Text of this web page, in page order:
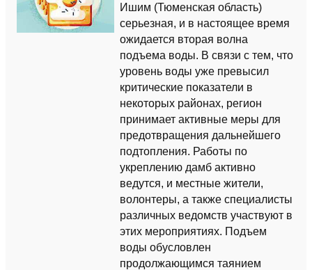
Ишим (Тюменская область)
серьезная, и в настоящее время
ожидается вторая волна
подъема воды. В связи с тем, что
уровень воды уже превысил
критические показатели в
некоторых районах, регион
принимает активные меры для
предотвращения дальнейшего
подтопления. Работы по
укреплению дамб активно
ведутся, и местные жители,
волонтеры, а также специалисты
различных ведомств участвуют в
этих мероприятиях. Подъем
воды обусловлен
продолжающимся таянием